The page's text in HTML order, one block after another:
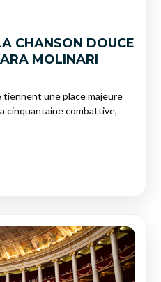
CHANSON DOUCE
MOLINARI
une place majeure
cinquantaine combattive,